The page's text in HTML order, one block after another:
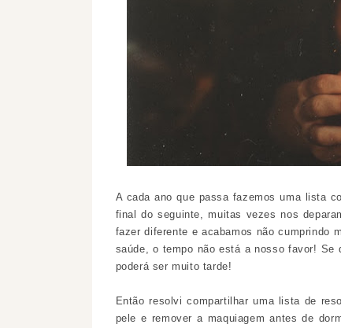
A cada ano que passa fazemos uma lista
final do seguinte, muitas vezes nos
fazer diferente e acabamos não cumprindo
saúde, o tempo não está a nosso favor! Se
poderá ser muito tarde!
Então resolvi compartilhar uma lista de
pele e remover a maquiagem antes de